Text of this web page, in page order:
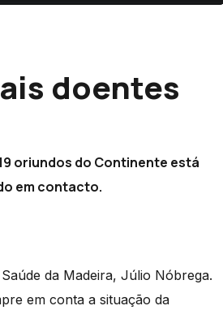
doentes
oriundos do Continente está
em contacto.
da Madeira, Júlio Nóbrega.
em conta a situação da